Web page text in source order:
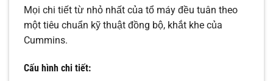
Mọi chi tiết từ nhỏ nhất của tổ máy đều tuân theo
một tiêu chuẩn kỹ thuật đồng bộ, khắt khe của
Cummins.
Cấu hình chi tiết: